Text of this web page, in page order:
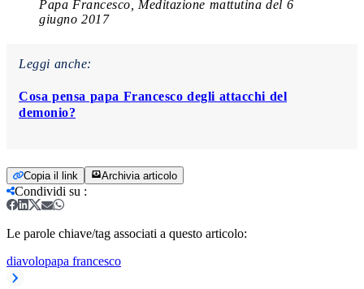
Papa Francesco, Meditazione mattutina del 6
giugno 2017
Leggi anche:
Cosa pensa papa Francesco degli attacchi del
demonio?
Copia il link Archivia articolo
Condividi su :
Le parole chiave/tag associati a questo articolo:
diavolopapa francesco